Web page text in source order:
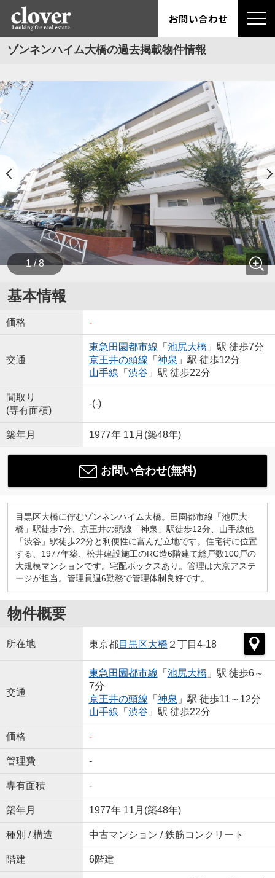
お問い合わせ
ゾンネンハイム大橋の過去掲載物件情報
1 / 8
基本情報
価格 -
交通
東急田園都市線 「 池尻大橋 」駅 徒歩7分
京王井の頭線 「 神泉 」駅 徒歩12分
山手線 「 渋谷 」駅 徒歩22分
間取り
(専有面積)
-(-)
築年月 1977年 11月(築48年)
お問い合わせ(無料)
目黒区大橋に佇むゾンネンハイム大橋。田園都市線「池尻大
橋」駅徒歩7分、京王井の頭線「神泉」駅徒歩12分、山手線他
「渋谷」駅徒歩22分と利便性に富んだ立地です。住宅街に位置
する、1977年築、松井建設施工のRC造6階建て総戸数100戸の
大規模マンションです。宅配ボックスあり。管理は大京アステ
ージが担当。管理員週6勤務で管理体制良好です。
物件概要
所在地 東京都目黒区大橋 ２丁目4-18
交通
東急田園都市線 「 池尻大橋 」駅 徒歩6～
7分
京王井の頭線 「 神泉 」駅 徒歩11～12分
山手線 「 渋谷 」駅 徒歩22分
価格 -
管理費 -
専有面積 -
築年月 1977年 11月(築48年)
種別 / 構造 中古マンション / 鉄筋コンクリート
階建 6階建